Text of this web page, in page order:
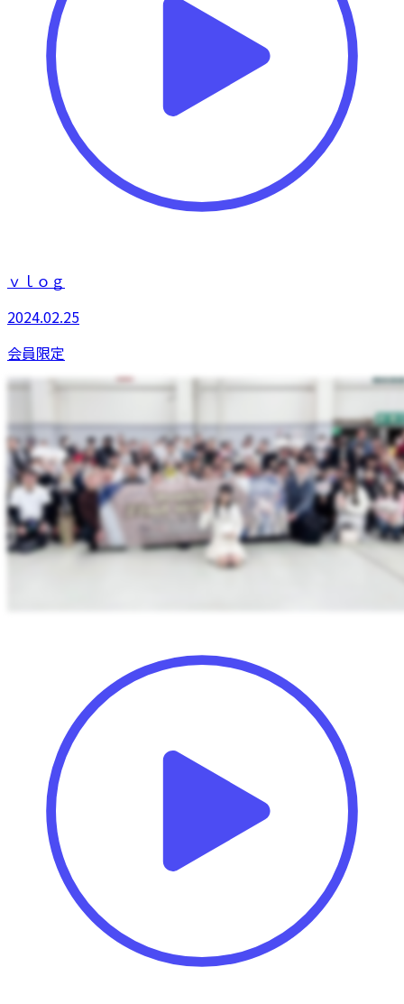
ｖｌｏｇ
2024.02.25
会員限定